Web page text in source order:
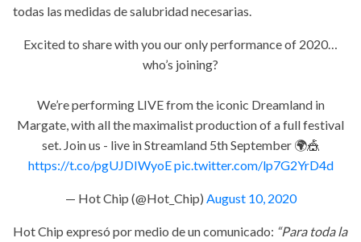
todas las medidas de salubridad necesarias.
Excited to share with you our only performance of 2020…
who’s joining?
We’re performing LIVE from the iconic Dreamland in
Margate, with all the maximalist production of a full festival
set. Join us - live in Streamland 5th September 🌍🎪
https://t.co/pgUJDIWyoEpic.twitter.com/lp7G2YrD4d
— Hot Chip (@Hot_Chip) August 10, 2020
Hot Chip expresó por medio de un comunicado: “Para toda la